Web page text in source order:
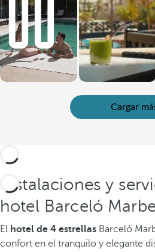
Cargar
Instalaciones y
hotel Barceló
El hotel de 4 estrellas Barceló
confort en el tranquilo y elegante